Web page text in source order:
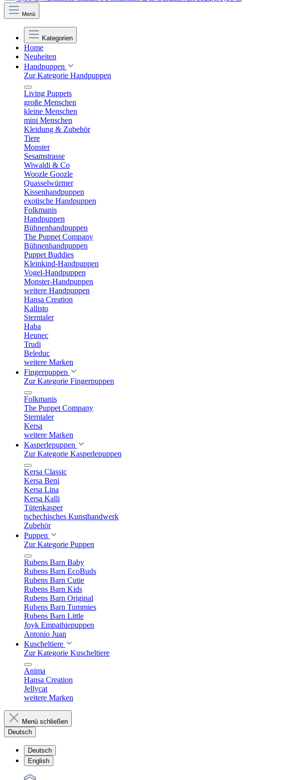
Menü
Kategorien
Home
Neuheiten
Handpuppen
Zur Kategorie Handpuppen
Living Puppets
große Menschen
kleine Menschen
mini Menschen
Kleidung & Zubehör
Tiere
Monster
Sesamstrasse
Wiwaldi & Co
Woozle Goozle
Quasselwürmer
Kissenhandpuppen
exotische Handpuppen
Folkmanis
Handpuppen
Bühnenhandpuppen
The Puppet Company
Bühnenhandpuppen
Puppet Buddies
Kleinkind-Handpuppen
Vogel-Handpuppen
Monster-Handpuppen
weitere Handpuppen
Hansa Creation
Kallisto
Sterntaler
Haba
Heunec
Trudi
Beleduc
weitere Marken
Fingerpuppen
Zur Kategorie Fingerpuppen
Folkmanis
The Puppet Company
Sterntaler
Kersa
weitere Marken
Kasperlepuppen
Zur Kategorie Kasperlepuppen
Kersa Classic
Kersa Beni
Kersa Lina
Kersa Kalli
Tütenkasper
tschechisches Kunsthandwerk
Zubehör
Puppen
Zur Kategorie Puppen
Rubens Barn Baby
Rubens Barn EcoBuds
Rubens Barn Cutie
Rubens Barn Kids
Rubens Barn Original
Rubens Barn Tummies
Rubens Barn Little
Joyk Empathiepuppen
Antonio Juan
Kuscheltiere
Zur Kategorie Kuscheltiere
Anima
Hansa Creation
Jellycat
weitere Marken
Menü schließen
Deutsch
Deutsch
English